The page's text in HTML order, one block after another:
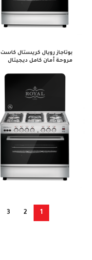
بوتاجاز رويال كريستال كاست
مروحة أمان كامل ديجيتال
1
2
3